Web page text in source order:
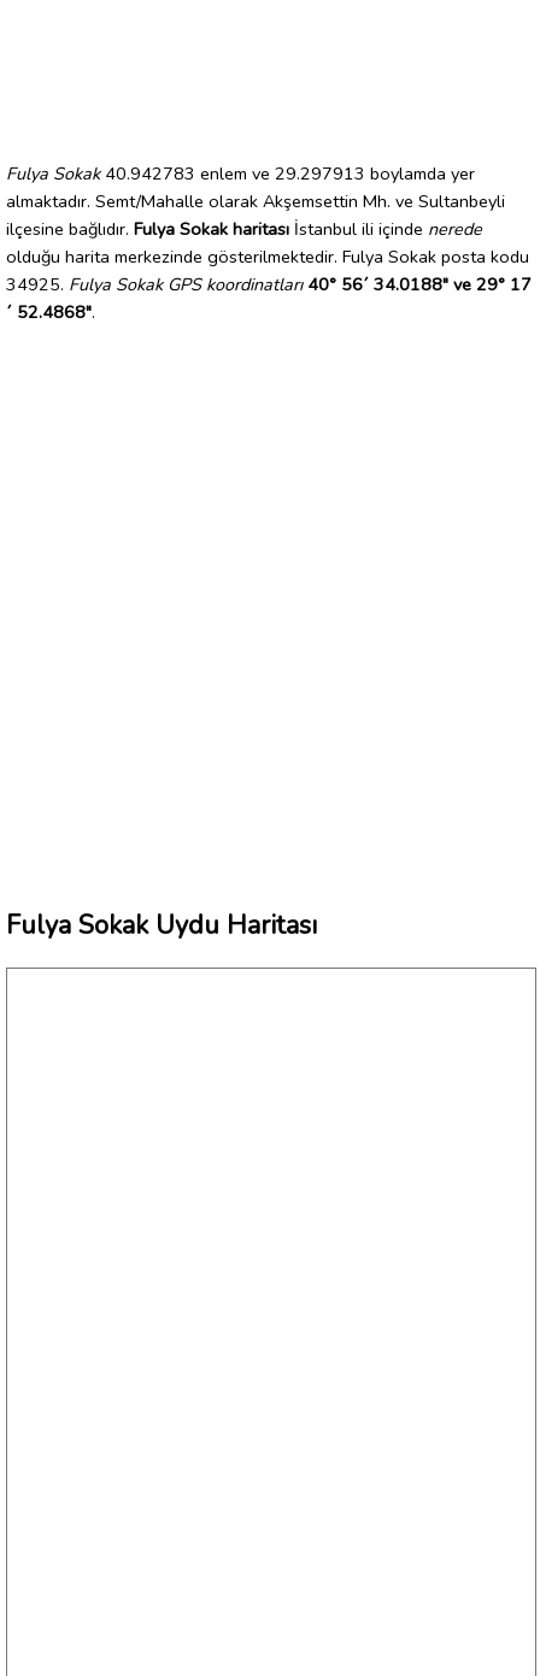
Fulya Sokak40.942783 enlem ve 29.297913 boylamda yer
almaktadır. Semt/Mahalle olarak Akşemsettin Mh. ve Sultanbeyli
ilçesine bağlıdır. Fulya Sokak haritası İstanbul ili içinde nerede
olduğu harita merkezinde gösterilmektedir. Fulya Sokak posta kodu
34925. Fulya Sokak GPS koordinatları 40° 56´ 34.0188" ve 29° 17
´ 52.4868".
Fulya Sokak Uydu Haritası